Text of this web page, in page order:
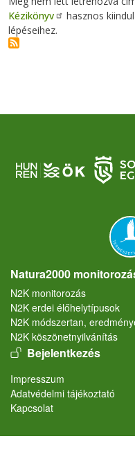
Kézikönyv
hasznos
lépéseihez.
Natura2000
N2K monitorozás
N2K erdei élőhelytípusok
N2K módszertan,
N2K köszönetnyilvánítás
User account menu
Bejelentkezés
Lábléc
Impresszum
Adatvédelmi tájékoztató
Kapcsolat